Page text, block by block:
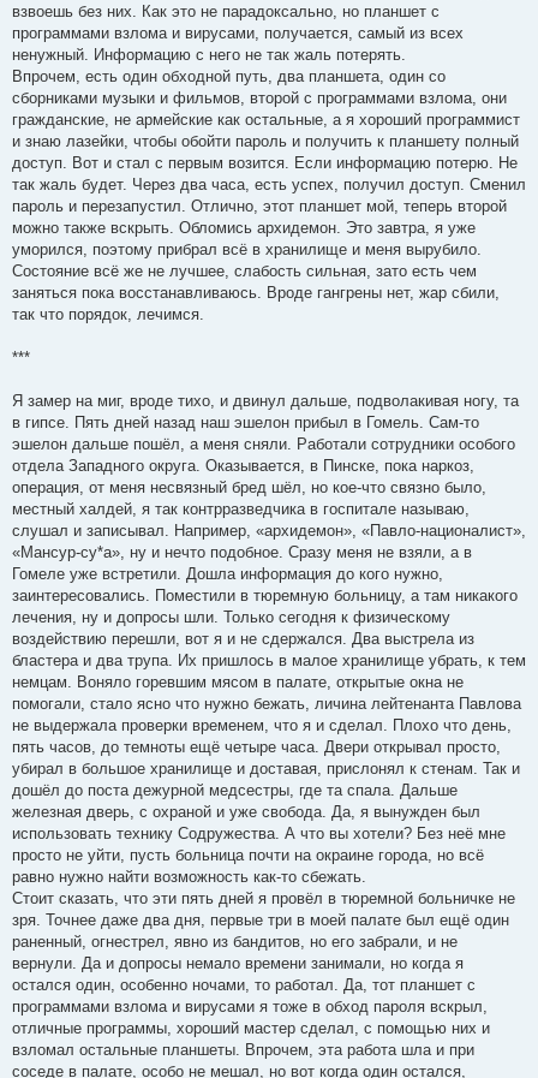
взвоешь без них. Как это не парадоксально, но планшет с
программами взлома и вирусами, получается, самый из всех
ненужный. Информацию с него не так жаль потерять.
Впрочем, есть один обходной путь, два планшета, один со
сборниками музыки и фильмов, второй с программами взлома, они
гражданские, не армейские как остальные, а я хороший программист
и знаю лазейки, чтобы обойти пароль и получить к планшету полный
доступ. Вот и стал с первым возится. Если информацию потерю. Не
так жаль будет. Через два часа, есть успех, получил доступ. Сменил
пароль и перезапустил. Отлично, этот планшет мой, теперь второй
можно также вскрыть. Обломись архидемон. Это завтра, я уже
уморился, поэтому прибрал всё в хранилище и меня вырубило.
Состояние всё же не лучшее, слабость сильная, зато есть чем
заняться пока восстанавливаюсь. Вроде гангрены нет, жар сбили,
так что порядок, лечимся.
***
Я замер на миг, вроде тихо, и двинул дальше, подволакивая ногу, та
в гипсе. Пять дней назад наш эшелон прибыл в Гомель. Сам-то
эшелон дальше пошёл, а меня сняли. Работали сотрудники особого
отдела Западного округа. Оказывается, в Пинске, пока наркоз,
операция, от меня несвязный бред шёл, но кое-что связно было,
местный халдей, я так контрразведчика в госпитале называю,
слушал и записывал. Например, «архидемон», «Павло-националист»,
«Мансур-су*а», ну и нечто подобное. Сразу меня не взяли, а в
Гомеле уже встретили. Дошла информация до кого нужно,
заинтересовались. Поместили в тюремную больницу, а там никакого
лечения, ну и допросы шли. Только сегодня к физическому
воздействию перешли, вот я и не сдержался. Два выстрела из
бластера и два трупа. Их пришлось в малое хранилище убрать, к тем
немцам. Воняло горевшим мясом в палате, открытые окна не
помогали, стало ясно что нужно бежать, личина лейтенанта Павлова
не выдержала проверки временем, что я и сделал. Плохо что день,
пять часов, до темноты ещё четыре часа. Двери открывал просто,
убирал в большое хранилище и доставая, прислонял к стенам. Так и
дошёл до поста дежурной медсестры, где та спала. Дальше
железная дверь, с охраной и уже свобода. Да, я вынужден был
использовать технику Содружества. А что вы хотели? Без неё мне
просто не уйти, пусть больница почти на окраине города, но всё
равно нужно найти возможность как-то сбежать.
Стоит сказать, что эти пять дней я провёл в тюремной больничке не
зря. Точнее даже два дня, первые три в моей палате был ещё один
раненный, огнестрел, явно из бандитов, но его забрали, и не
вернули. Да и допросы немало времени занимали, но когда я
остался один, особенно ночами, то работал. Да, тот планшет с
программами взлома и вирусами я тоже в обход пароля вскрыл,
отличные программы, хороший мастер сделал, с помощью них и
взломал остальные планшеты. Впрочем, эта работа шла и при
соседе в палате, особо не мешал, но вот когда один остался,